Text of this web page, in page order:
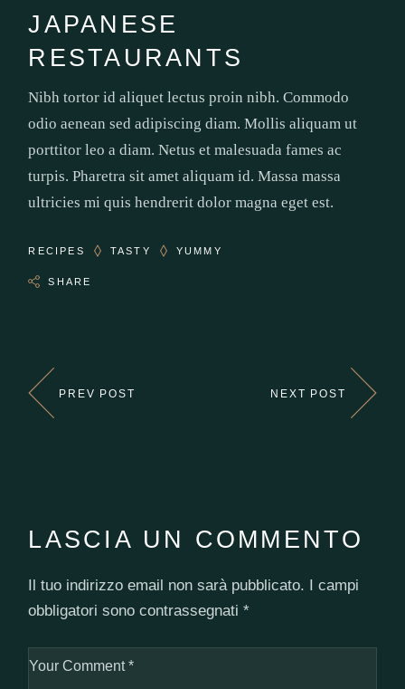
JAPANESE
RESTAURANTS
Nibh tortor id aliquet lectus proin nibh. Commodo
odio aenean sed adipiscing diam. Mollis aliquam ut
porttitor leo a diam. Netus et malesuada fames ac
turpis. Pharetra sit amet aliquam id. Massa massa
ultricies mi quis hendrerit dolor magna eget est.
RECIPES TASTY YUMMY
SHARE
PREV POST NEXT POST
LASCIA UN COMMENTO
Il tuo indirizzo email non sarà pubblicato. I campi
obbligatori sono contrassegnati*